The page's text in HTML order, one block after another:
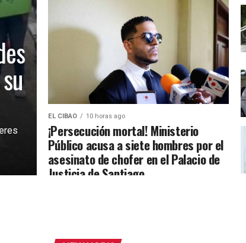
EL CIBAO 10 horas ago
¡Persecución mortal! Ministerio
Público acusa a siete hombres por el
asesinato de chofer en el Palacio de
Justicia de Santiago